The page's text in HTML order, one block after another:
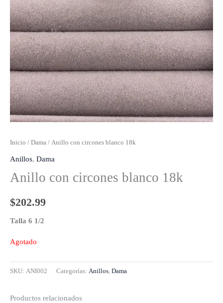
Inicio / Dama / Anillo con circones blanco 18k
Anillos, Dama
Anillo con circones blanco 18k
$202.99
Talla 6 1/2
Agotado
SKU: ANI002 Categorías: Anillos, Dama
Productos relacionados